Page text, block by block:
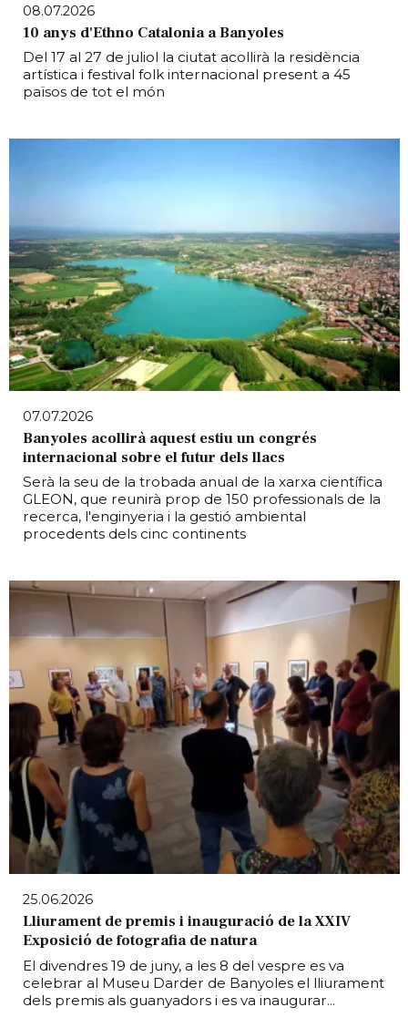
08.07.2026
10 anys d'Ethno Catalonia a Banyoles
Del 17 al 27 de juliol la ciutat acollirà la residència
artística i festival folk internacional present a 45
països de tot el món
07.07.2026
Banyoles acollirà aquest estiu un congrés
internacional sobre el futur dels llacs
Serà la seu de la trobada anual de la xarxa científica
GLEON, que reunirà prop de 150 professionals de la
recerca, l'enginyeria i la gestió ambiental
procedents dels cinc continents
25.06.2026
Lliurament de premis i inauguració de la XXIV
Exposició de fotografia de natura
El divendres 19 de juny, a les 8 del vespre es va
celebrar al Museu Darder de Banyoles el lliurament
dels premis als guanyadors i es va inaugurar...